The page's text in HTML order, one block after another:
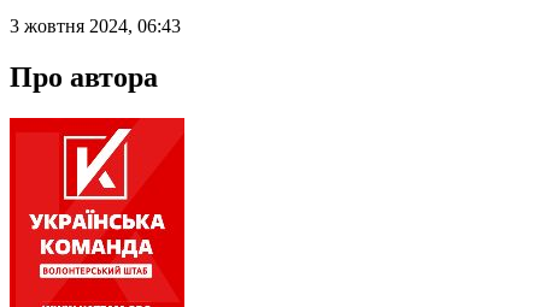
3 жовтня 2024, 06:43
Про автора